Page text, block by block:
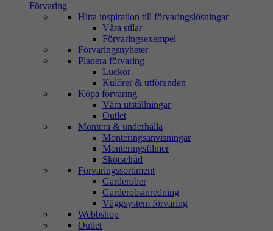
Förvaring
Hitta inspiration till förvaringslösningar
Våra stilar
Förvaringsexempel
Förvaringsnyheter
Planera förvaring
Luckor
Kulörer & utföranden
Köpa förvaring
Våra utställningar
Outlet
Montera & underhålla
Monteringsanvisningar
Monteringsfilmer
Skötselråd
Förvaringssortiment
Garderober
Garderobsinredning
Väggsystem förvaring
Webbshop
Outlet